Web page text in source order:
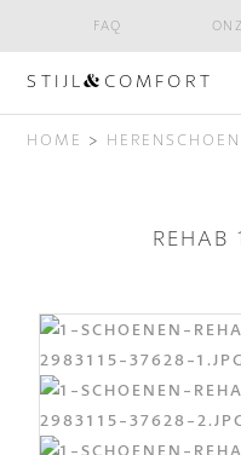
STIJL& COMFORT
FAQ
HOME >
REHAB